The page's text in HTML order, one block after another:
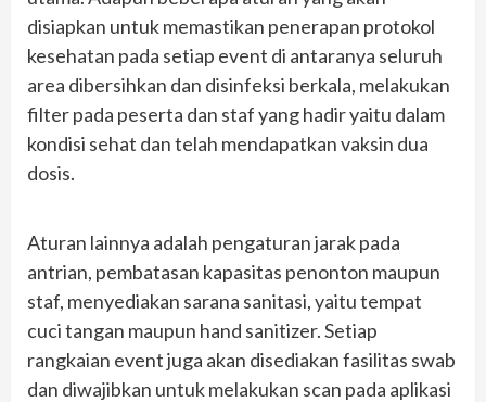
disiapkan untuk memastikan penerapan protokol
kesehatan pada setiap event di antaranya seluruh
area dibersihkan dan disinfeksi berkala, melakukan
filter pada peserta dan staf yang hadir yaitu dalam
kondisi sehat dan telah mendapatkan vaksin dua
dosis.
Aturan lainnya adalah pengaturan jarak pada
antrian, pembatasan kapasitas penonton maupun
staf, menyediakan sarana sanitasi, yaitu tempat
cuci tangan maupun hand sanitizer. Setiap
rangkaian event juga akan disediakan fasilitas swab
dan diwajibkan untuk melakukan scan pada aplikasi